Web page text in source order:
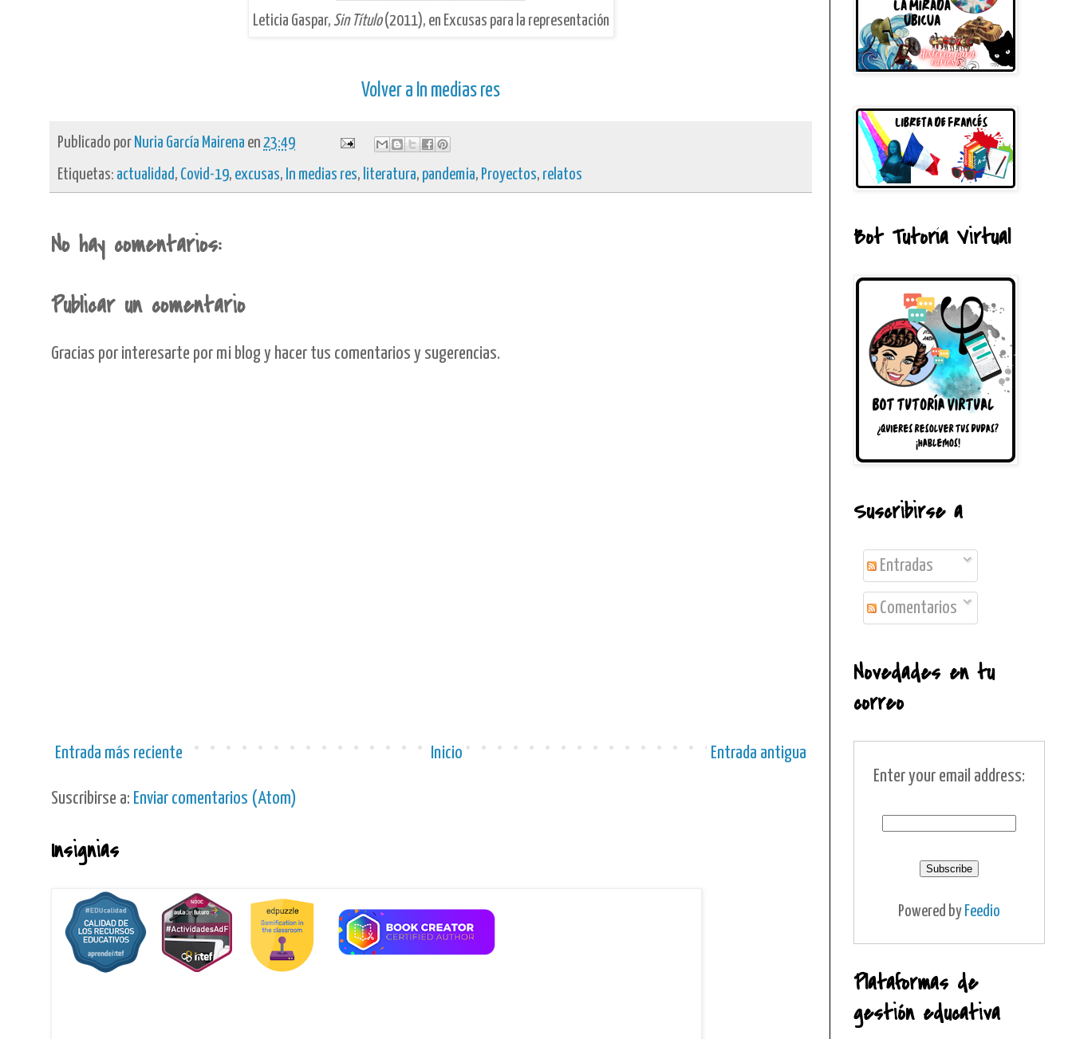
Leticia Gaspar, Sin Título(2011), en Excusas para la representación
Volver a In medias res
Publicado por Nuria García Mairena en 23:49
Etiquetas: actualidad , Covid-19, excusas, In medias res, literatura, pandemia, Proyectos, relatos
No hay comentarios:
Publicar un comentario
Gracias por interesarte por mi blog y hacer tus comentarios y sugerencias.
Entrada más reciente Entrada antigua
Inicio
Suscribirse a: Enviar comentarios (Atom)
Insignias
Bot Tutoría Virtual
Suscribirse a
Entradas
Comentarios
Novedades en tu
correo
Enter your email address:
Powered by Feedio
Plataformas de
gestión educativa